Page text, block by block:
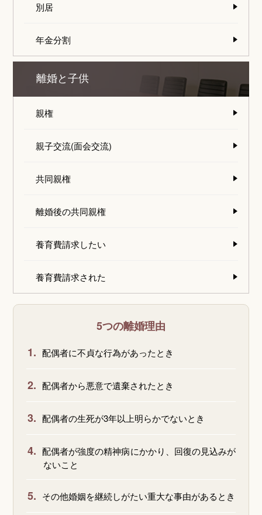
別居
年金分割
離婚と子供
親権
親子交流(面会交流)
共同親権
離婚後の共同親権
養育費請求したい
養育費請求された
5つの離婚理由
1. 配偶者に不貞な行為があったとき
2. 配偶者から悪意で遺棄されたとき
3. 配偶者の生死が3年以上明らかでないとき
4. 配偶者が強度の精神病にかかり、回復の見込みが
ないこと
5. その他婚姻を継続しがたい重大な事由があるとき